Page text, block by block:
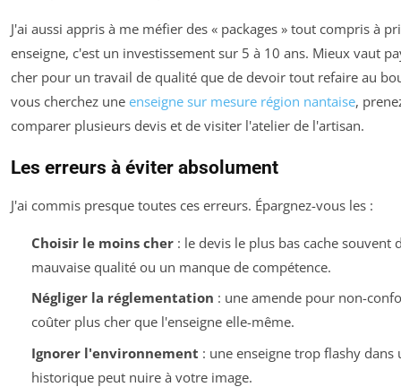
J'ai aussi appris à me méfier des « packages » tout compris à
enseigne, c'est un investissement sur 5 à 10 ans. Mieux vaut
cher pour un travail de qualité que de devoir tout refaire au
vous cherchez une enseigne sur mesure région nantaise,
comparer plusieurs devis et de visiter l'atelier de l'artisan.
Les erreurs à éviter absolument
J'ai commis presque toutes ces erreurs. Épargnez-vous les :
Choisir le moins cher: le devis le plus bas cache souvent
mauvaise qualité ou un manque de compétence.
Négliger la réglementation : une amende pour non-
coûter plus cher que l'enseigne elle-même.
Ignorer l'environnement : une enseigne trop flashy dans
historique peut nuire à votre image.